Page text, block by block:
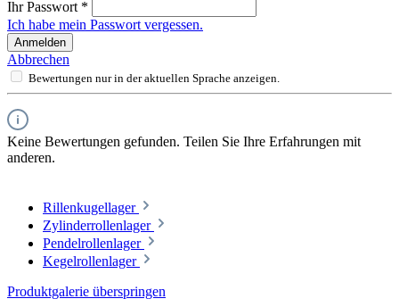
Ihr Passwort *
Ich habe mein Passwort vergessen.
Anmelden
Abbrechen
Bewertungen nur in der aktuellen Sprache anzeigen.
Keine Bewertungen gefunden. Teilen Sie Ihre Erfahrungen mit
anderen.
Rillenkugellager
Zylinderrollenlager
Pendelrollenlager
Kegelrollenlager
Produktgalerie überspringen